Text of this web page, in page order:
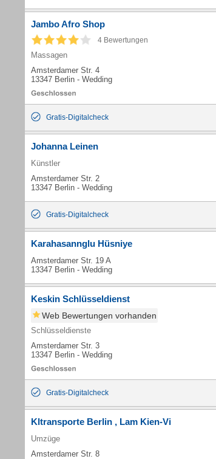
Jambo Afro Shop
4 Bewertungen
Massagen
Amsterdamer Str. 4
13347 Berlin - Wedding
Gratis-Digitalcheck
Johanna Leinen
Künstler
Amsterdamer Str. 2
13347 Berlin - Wedding
Gratis-Digitalcheck
Karahasannglu Hüsniye
Amsterdamer Str. 19 A
13347 Berlin - Wedding
Keskin Schlüsseldienst
Web Bewertungen vorhanden
Schlüsseldienste
Amsterdamer Str. 3
13347 Berlin - Wedding
Gratis-Digitalcheck
Kltransporte Berlin , Lam Kien-Vi
Umzüge
Amsterdamer Str. 8